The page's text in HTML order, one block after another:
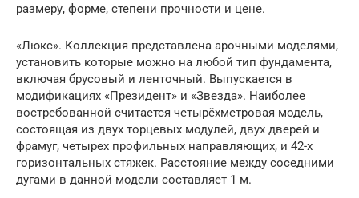
размеру, форме, степени прочности и цене.
«Люкс». Коллекция представлена арочными моделями,
установить которые можно на любой тип фундамента,
включая брусовый и ленточный. Выпускается в
модификациях «Президент» и «Звезда». Наиболее
востребованной считается четырёхметровая модель,
состоящая из двух торцевых модулей, двух дверей и
фрамуг, четырех профильных направляющих, и 42-х
горизонтальных стяжек. Расстояние между соседними
дугами в данной модели составляет 1 м.